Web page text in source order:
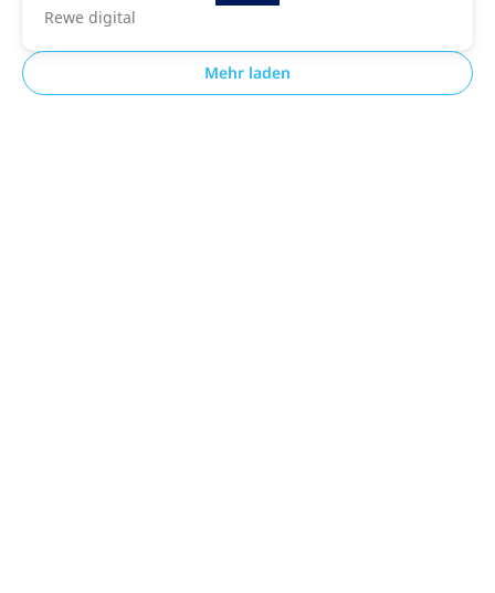
Rewe digital
Mehr laden